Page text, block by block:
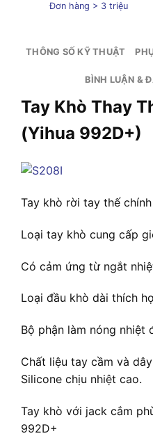
Đơn hàng > 3 triệu
THÔNG SỐ KỸ THUẬT
BÌNH LUẬN &
Tay Khò Thay
(Yihua 992D+)
Tay khò rời tay thế
Loại tay khò cung cấp
Có cảm ứng từ ngắt
Loại đầu khò dài thích
Bộ phận làm nóng nhiệt
Chất liệu tay cầm và
Silicone chịu nhiệt cao.
Tay khò với jack cắm
992D+